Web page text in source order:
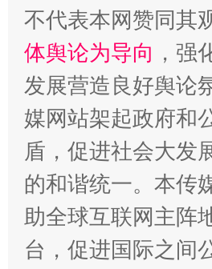
“蜀中异人”王建安的艺术幻境
不代表本网赞同其
体舆论为导向 ，强
发展营造良好舆论
媒网站架起政府和
盾，促进社会大发
的和谐统一。本传
助全球互联网主阵
台，促进国际之间